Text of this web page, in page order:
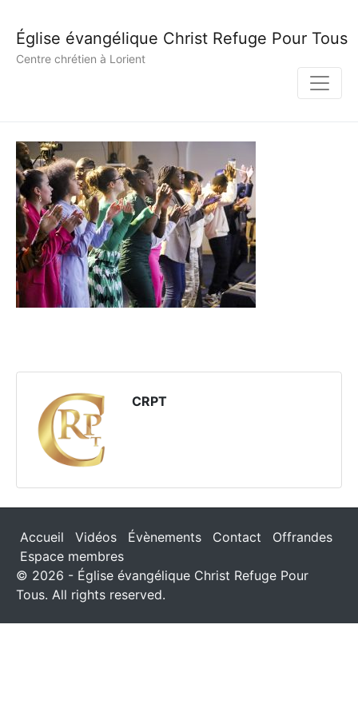
Église évangélique Christ Refuge Pour Tous
Centre chrétien à Lorient
CRPT
Accueil Vidéos Évènements Contact
Offrandes
Espace membres
© 2026 - Église évangélique Christ Refuge Pour
Tous. All rights reserved.